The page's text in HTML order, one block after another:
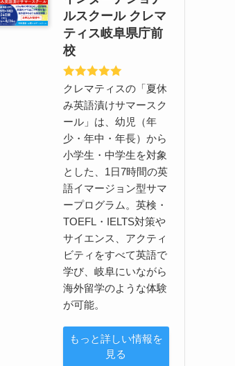
ルスクール クレマ
ティス岐阜県庁前
校
クレマティスの「夏休
み英語漬けサマースク
ール」は、幼児（年
少・年中・年長）から
小学生・中学生を対象
とした、1日7時間の英
語イマージョン型サマ
ープログラム。英検・
TOEFL・IELTS対策や
サイエンス、アクティ
ビティをすべて英語で
学び、岐阜にいながら
海外留学のような体験
が可能。
もっと詳しい情報を
見る